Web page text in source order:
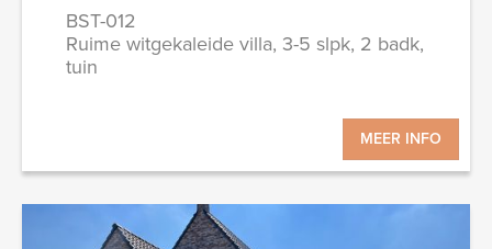
BST-012
Ruime witgekaleide villa, 3-5 slpk, 2 badk,
tuin
MEER INFO